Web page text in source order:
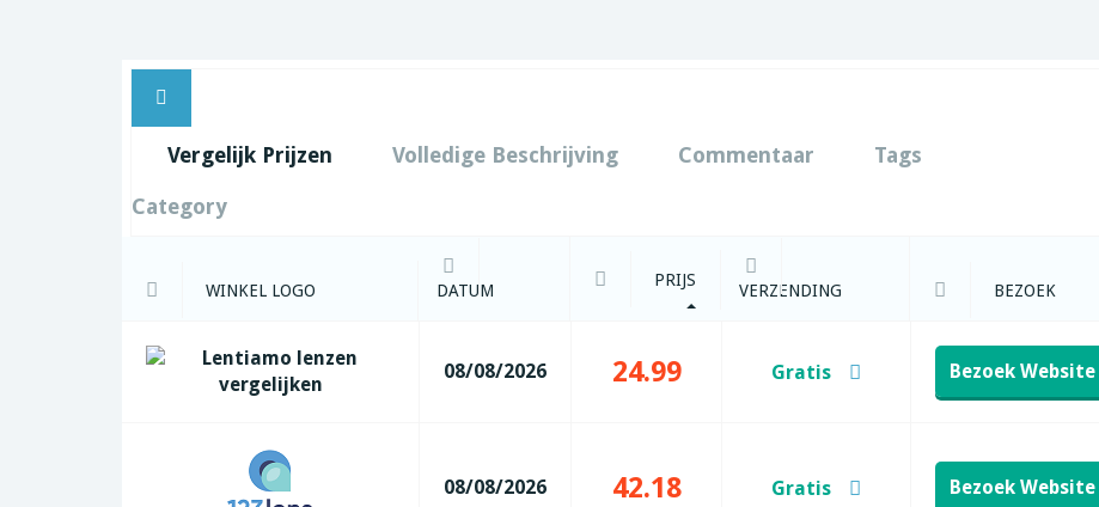
Vergelijk Prijzen Volledige Beschrijving Commentaar Tags
Category
WINKEL LOGO DATUM
PRIJS
VERZENDING BEZOEK
08/08/2026 24.99 Gratis Bezoek Website
08/08/2026 42.18 Gratis Bezoek Website